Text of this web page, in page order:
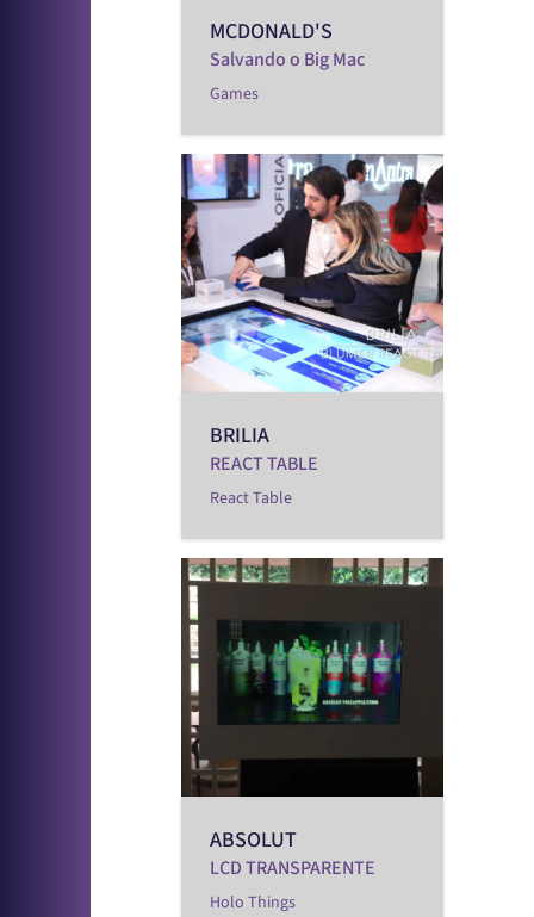
MCDONALD'S
Salvando o Big Mac
Games
BRILIA
REACT TABLE
React Table
ABSOLUT
LCD TRANSPARENTE
Holo Things